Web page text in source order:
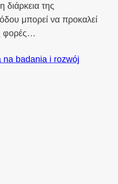
της
μπορεί να προκαλεί
φορές…